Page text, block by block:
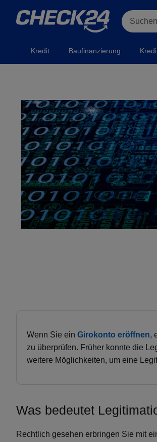
Kredit Baufinanzierung
Wenn Sie ein Girokonto eröffnen,
zu überprüfen. Früher konnte die
weitere Möglichkeiten, um eine
Was bedeutet
Rechtlich gesehen erbringen Sie mit